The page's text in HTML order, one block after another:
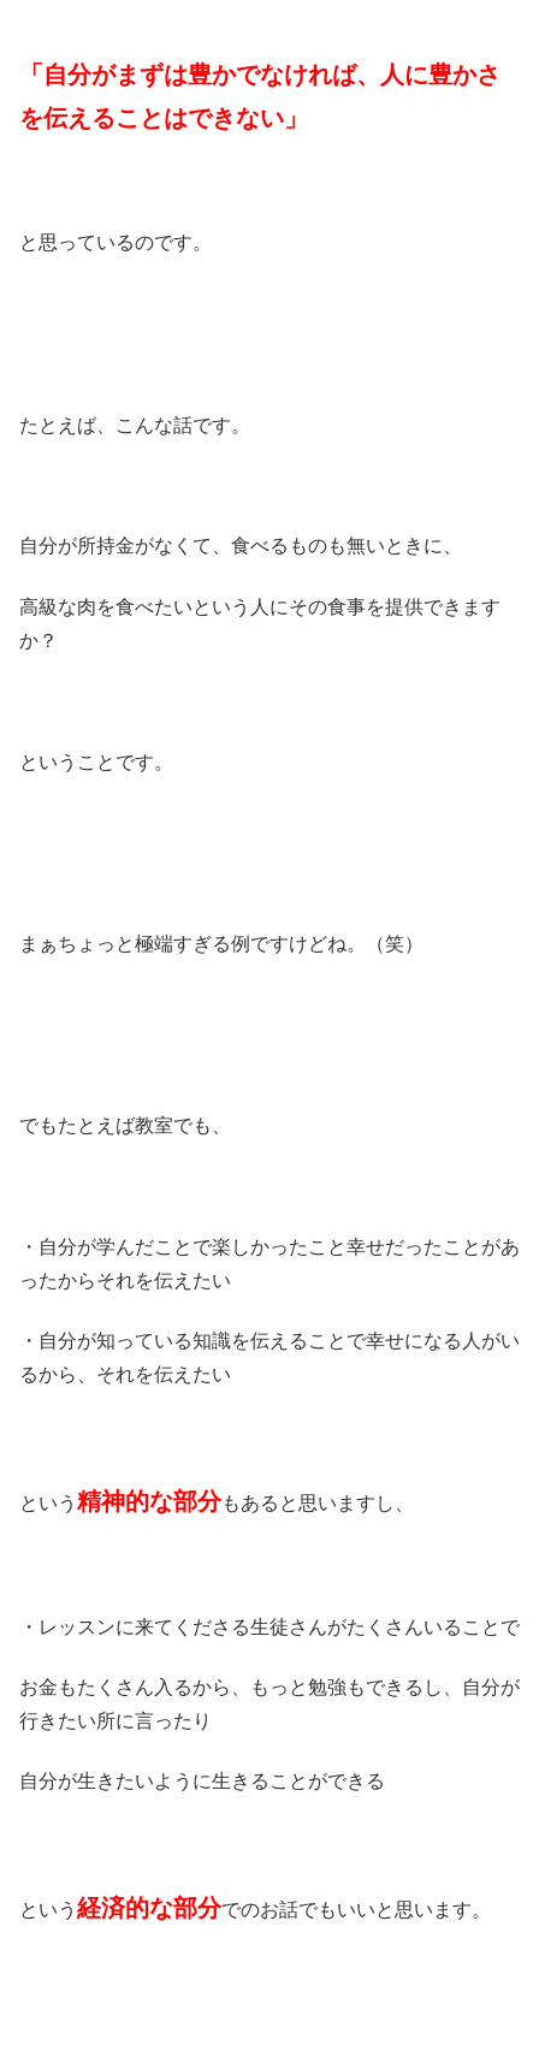
「自分がまずは豊かでなければ、人に豊かさ
を伝えることはできない」
と思っているのです。
たとえば、こんな話です。
自分が所持金がなくて、食べるものも無いときに、
高級な肉を食べたいという人にその食事を提供できます
か？
ということです。
まぁちょっと極端すぎる例ですけどね。（笑）
でもたとえば教室でも、
・自分が学んだことで楽しかったこと幸せだったことがあ
ったからそれを伝えたい
・自分が知っている知識を伝えることで幸せになる人がい
るから、それを伝えたい
という 精神的な部分もあると思いますし、
・レッスンに来てくださる生徒さんがたくさんいることで
お金もたくさん入るから、もっと勉強もできるし、自分が
行きたい所に言ったり
自分が生きたいように生きることができる
という 経済的な部分でのお話でもいいと思います。